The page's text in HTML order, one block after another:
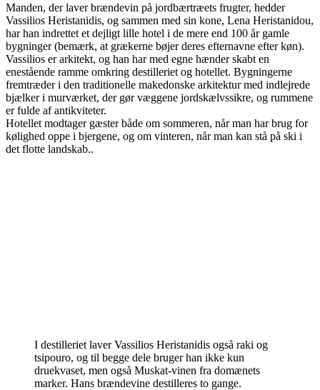
Manden, der laver brændevin på jordbærtræets frugter, hedder
Vassilios Heristanidis, og sammen med sin kone, Lena Heristanidou,
har han indrettet et dejligt lille hotel i de mere end 100 år gamle
bygninger (bemærk, at grækerne bøjer deres efternavne efter køn).
Vassilios er arkitekt, og han har med egne hænder skabt en
enestående ramme omkring destilleriet og hotellet. Bygningerne
fremtræder i den traditionelle makedonske arkitektur med indlejrede
bjælker i murværket, der gør væggene jordskælvssikre, og rummene
er fulde af antikviteter.
Hotellet modtager gæster både om sommeren, når man har brug for
kølighed oppe i bjergene, og om vinteren, når man kan stå på ski i
det flotte landskab..
I destilleriet laver Vassilios Heristanidis også raki og
tsipouro, og til begge dele bruger han ikke kun
druekvaset, men også Muskat-vinen fra domænets
marker. Hans brændevine destilleres to gange.